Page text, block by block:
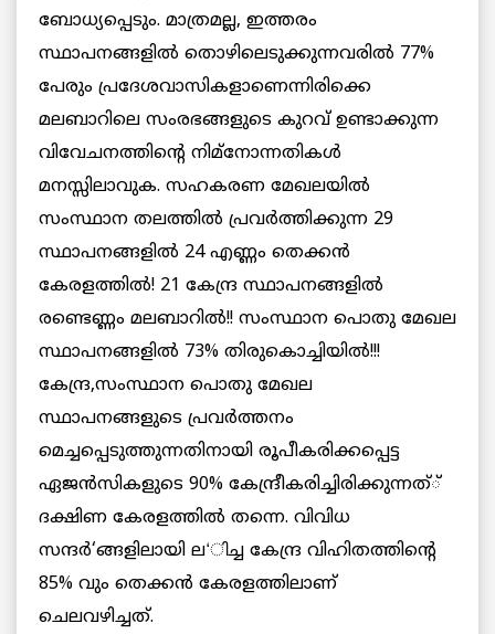
ബോധ്യപ്പെടും. മാത്രമല്ല, ഇത്തരം
സ്ഥാപനങ്ങളില്‍ തൊഴിലെടുക്കുന്നവരില്‍ 77%
പേരും പ്രദേശവാസികളാണെന്നിരിക്കെ
മലബാറിലെ സംരഭങ്ങളുടെ കുറവ് ഉണ്ടാക്കുന്ന
വിവേചനത്തിന്റെ നിമ്നോന്നതികള്‍
മനസ്സിലാവുക. സഹകരണ മേഖലയില്‍
സംസ്ഥാന തലത്തില്‍ പ്രവര്‍ത്തിക്കുന്ന 29
സ്ഥാപനങ്ങളില്‍ 24 എണ്ണം തെക്കന്‍
കേരളത്തില്‍! 21 കേന്ദ്ര സ്ഥാപനങ്ങളില്‍
രണ്ടെണ്ണം മലബാറില്‍!! സംസ്ഥാന പൊതു മേഖല
സ്ഥാപനങ്ങളില്‍ 73% തിരുകൊച്ചിയില്‍!!!
കേന്ദ്ര,സംസ്ഥാന പൊതു മേഖല
സ്ഥാപനങ്ങളുടെ പ്രവര്‍ത്തനം
മെച്ചപ്പെടുത്തുന്നതിനായി രൂപീകരിക്കപ്പെട്ട
ഏജന്‍സികളുടെ 90% കേന്ദ്രീകരിച്ചിരിക്കുന്നത്്
ദക്ഷിണ കേരളത്തില്‍ തന്നെ. വിവിധ
സന്ദര്‍‘ങ്ങളിലായി ല‘ിച്ച കേന്ദ്ര വിഹിതത്തിന്റെ
85% വും തെക്കന്‍ കേരളത്തിലാണ്
ചെലവഴിച്ചത്.